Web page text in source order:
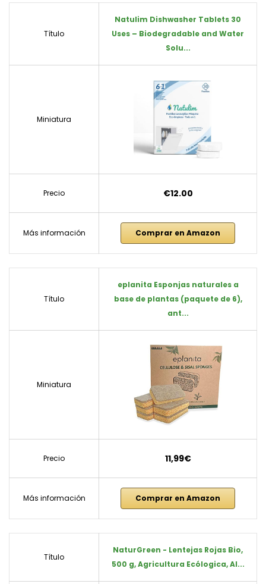
Título
Natulim Dishwasher Tablets 30
Uses – Biodegradable and Water
Solu...
Miniatura
Precio €12.00
Más información Comprar en Amazon
Título
eplanita Esponjas naturales a
base de plantas (paquete de 6),
ant...
Miniatura
Precio 11,99€
Más información Comprar en Amazon
Título
NaturGreen - Lentejas Rojas Bio,
500 g, Agricultura Ecólogica, Al...